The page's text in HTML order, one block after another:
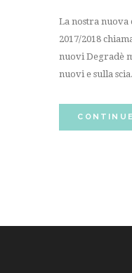
La nostra
2017/2018
nuovi Degradè
nuovi e sulla